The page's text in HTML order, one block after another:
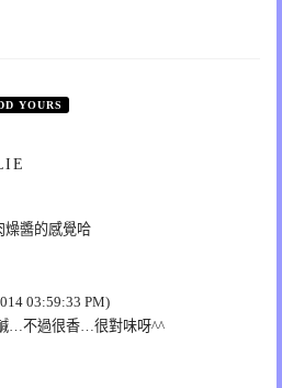
YOURS
燥醬的感覺哈
03:59:33 PM)
…不過很香…很對味呀^^